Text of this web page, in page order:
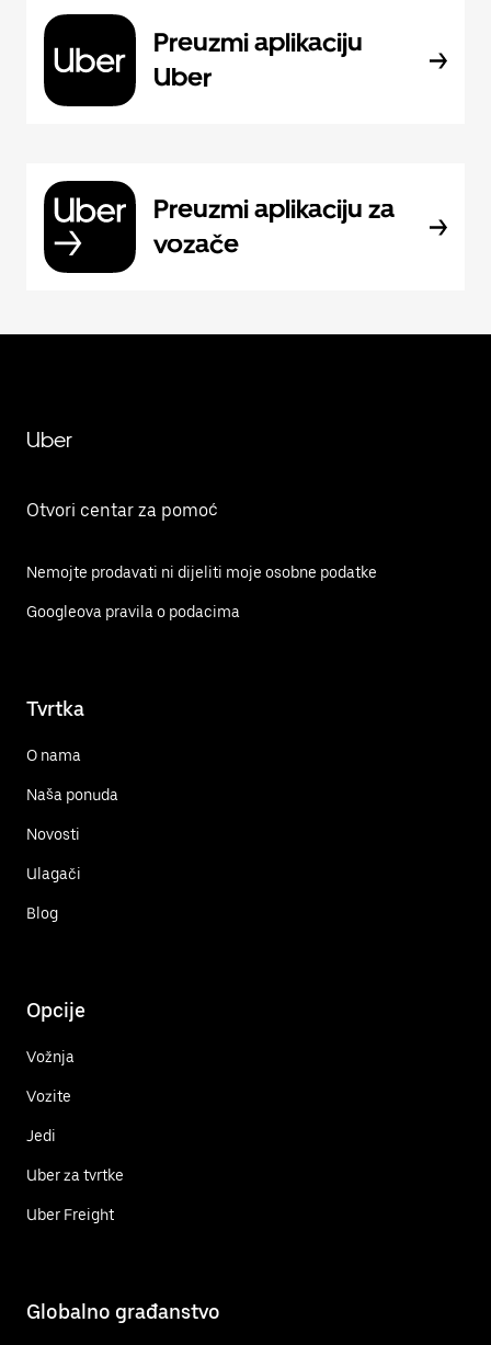
Preuzmi aplikaciju
Uber
Preuzmi aplikaciju za
vozače
Uber
Otvori centar za pomoć
Nemojte prodavati ni dijeliti moje osobne podatke
Googleova pravila o podacima
Tvrtka
O nama
Naša ponuda
Novosti
Ulagači
Blog
Opcije
Vožnja
Vozite
Jedi
Uber za tvrtke
Uber Freight
Globalno građanstvo